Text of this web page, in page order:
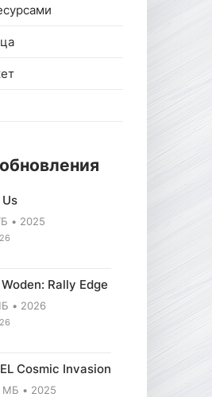
2025
Rally Edge
2026
Cosmic Invasion
МБ 2025